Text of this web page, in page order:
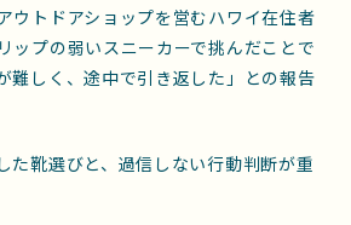
ウトドアショップを営むハワイ在住者
ップの弱いスニーカーで挑んだことで
難しく、途中で引き返した」との報告
た靴選びと、過信しない行動判断が重